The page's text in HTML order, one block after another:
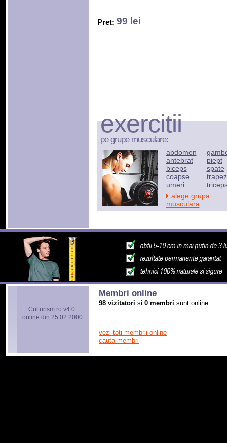
Pret: 99 lei
exercitii
pe grupe musculare:
abdomen
antebrat
biceps
coapse
umeri
piept
spate
trapez
alege grupa
musculara
Culturism.ro v4.0.
online din 25.02.2000
Membri online
98 vizitatori si 0 membri sunt online:
vezi toti membrii online
cauta membri